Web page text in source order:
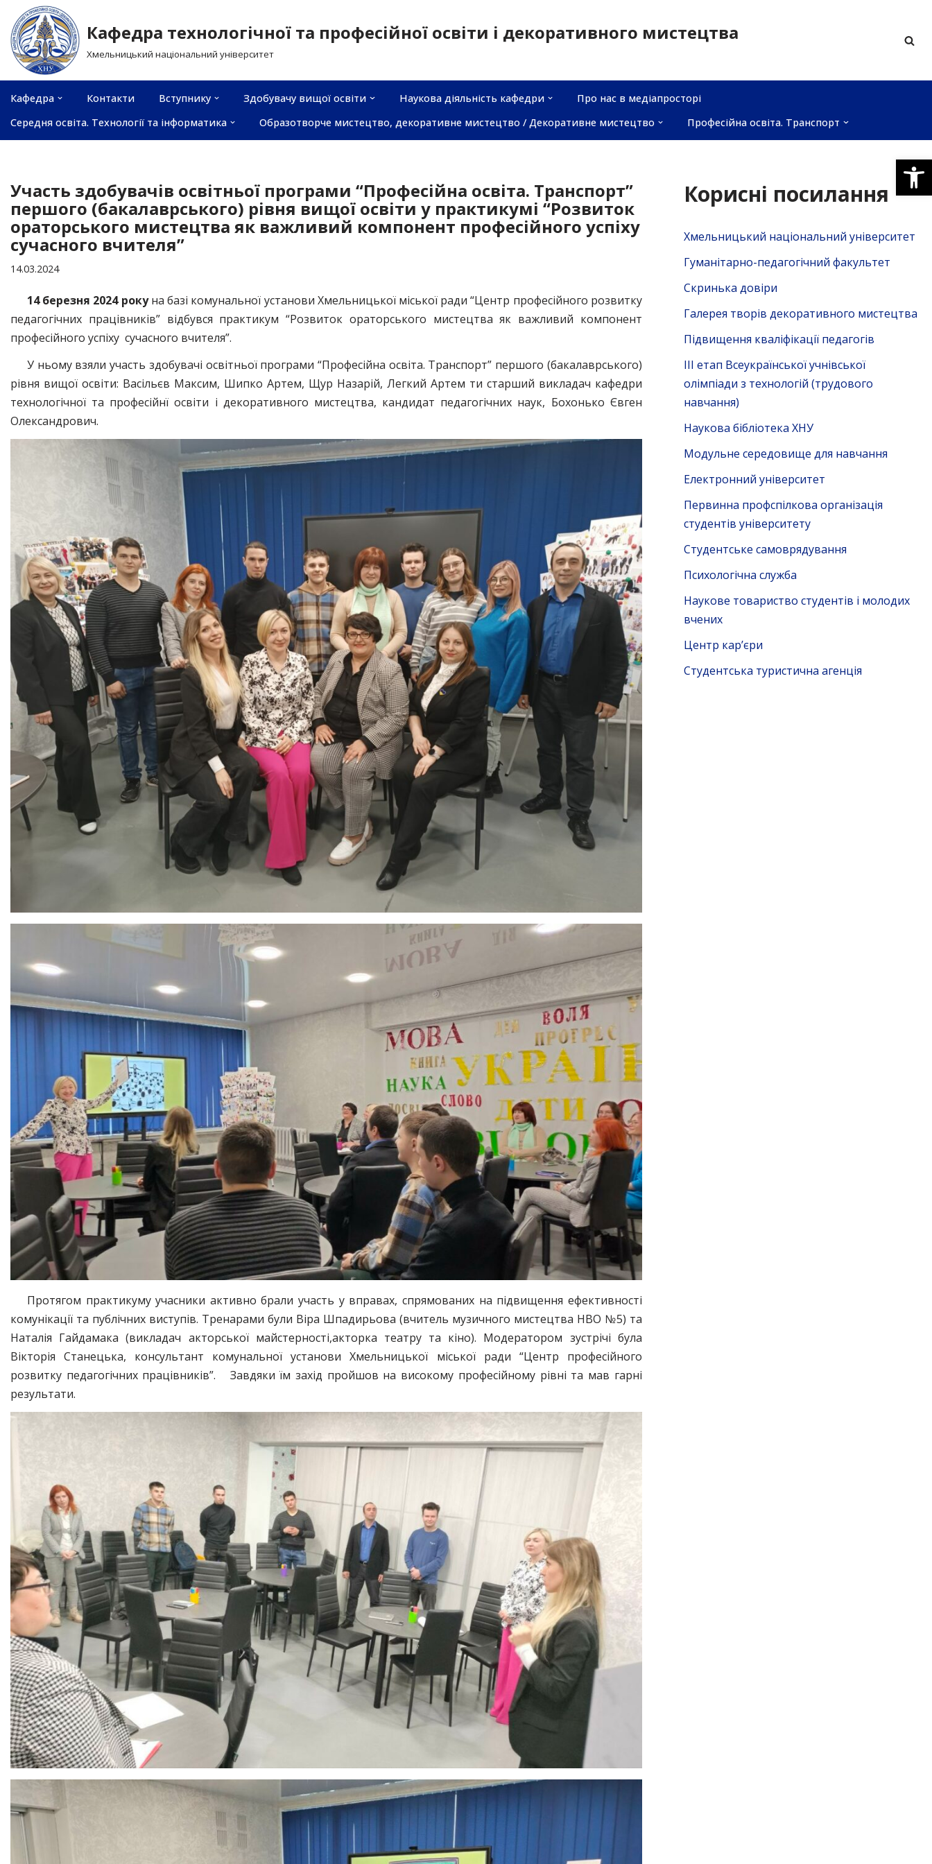
Перейти
до
вмісту
Кафедра технологічної та професійної освіти і декоративного мистецтва
Хмельницький національний університет
Кафедра Контакти Вступнику Здобувачу вищої освіти Наукова діяльність кафедри
Про нас в медіапросторі
Середня освіта. Технології та інформатика
Образотворче мистецтво, декоративне мистецтво / Декоративне мистецтво Професійна освіта. Транспорт
Участь здобувачів освітньої програми “Професійна освіта. Транспорт”
першого (бакалаврського) рівня вищої освіти у практикумі “Розвиток
ораторського мистецтва як важливий компонент професійного успіху
сучасного вчителя”
14.03.2024
14 березня 2024 рокуна базі комунальної установи Хмельницької міської ради “Центр професійного розвитку
педагогічних працівників” відбувся практикум “Розвиток ораторського мистецтва як важливий компонент
професійного успіху сучасного вчителя”.
У ньому взяли участь здобувачі освітньої програми “Професійна освіта. Транспорт” першого (бакалаврського)
рівня вищої освіти: Васільєв Максим, Шипко Артем, Щур Назарій, Легкий Артем ти старший викладач кафедри
технологічної та професійнї освіти і декоративного мистецтва, кандидат педагогічних наук, Бохонько Євген
Олександрович.
Протягом практикуму учасники активно брали участь у вправах, спрямованих на підвищення ефективності
комунікації та публічних виступів. Тренарами були Віра Шпадирьова (вчитель музичного мистецтва НВО №5) та
Наталія Гайдамака (викладач акторської майстерності,акторка театру та кіно). Модератором зустрічі була
Вікторія Станецька, консультант комунальної установи Хмельницької міської ради “Центр професійного
розвитку педагогічних працівників”. Завдяки їм захід пройшов на високому професійному рівні та мав гарні
результати.
Корисні посилання
Хмельницький національний університет
Гуманітарно-педагогічний факультет
Скринька довiри
Галерея творів декоративного мистецтва
Підвищення кваліфікації педагогів
ІІІ етап Всеукраїнської учнівської
олімпіади з технологій (трудового
навчання)
Наукова бібліотека ХНУ
Модульне середовище для навчання
Електронний університет
Первинна профспілкова організація
студентів університету
Студентське самоврядування
Психологічна служба
Наукове товариство студентів і молодих
вчених
Центр кар’єри
Студентська туристична агенція